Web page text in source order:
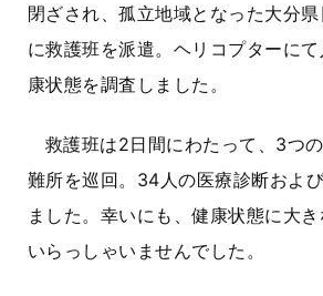
閉ざされ、孤立地域となった大分
に救護班を派遣。ヘリコプターに
康状態を調査しました。
救護班は2日間にわたって、3つ
難所を巡回。34人の医療診断およ
ました。幸いにも、健康状態に大
いらっしゃいませんでした。